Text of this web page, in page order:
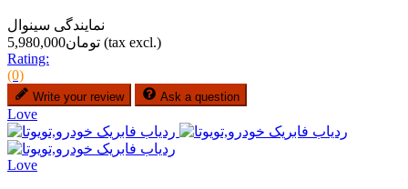
نمایندگی سینوال
تومان5,980,000 (tax excl.)
Rating:
(0)
Write your review Ask a question
Love
Love